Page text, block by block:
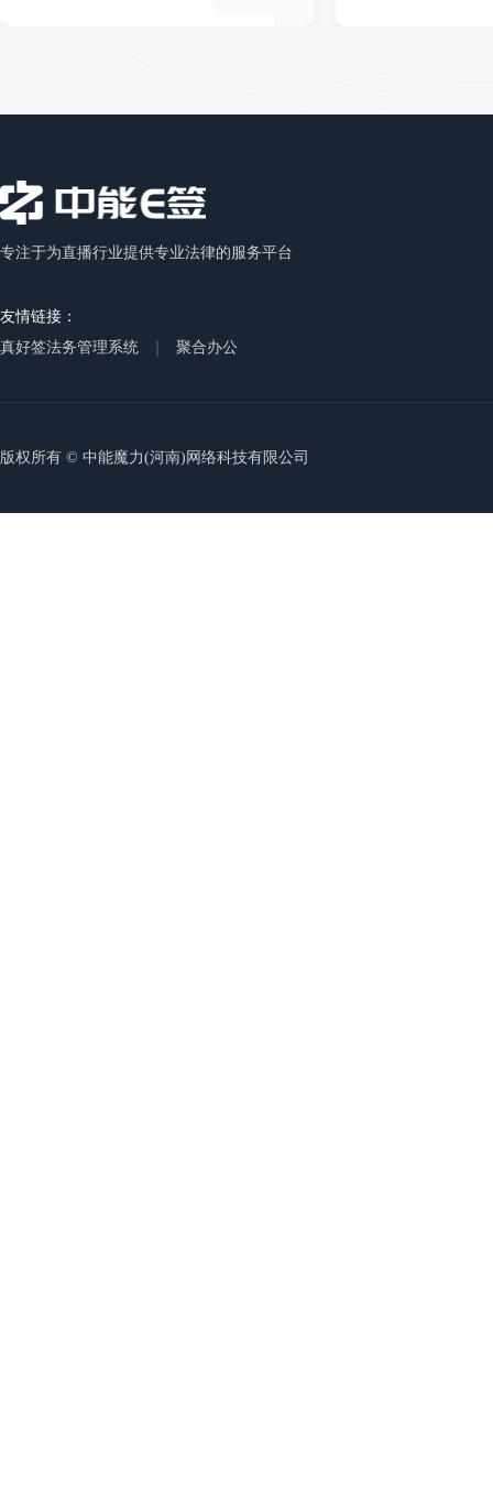
专注于为直播行业提供专业法律的服务平台
友情链接：
真好签法务管理系统
聚合办公
版权所有 © 中能魔力(河南)网络科技有限公司